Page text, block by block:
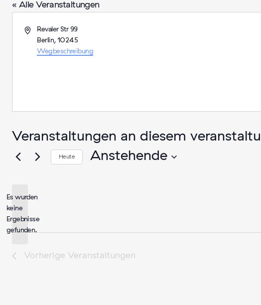
« Alle Veranstaltungen
AdresseRevaler Str 99
Berlin, 10245
Wegbeschreibung
Veranstaltungen an diesem
Hinweis
Es wurden
keine
Ergebnisse
gefunden.
Heute Anstehende
Vorherige Veranstaltungen